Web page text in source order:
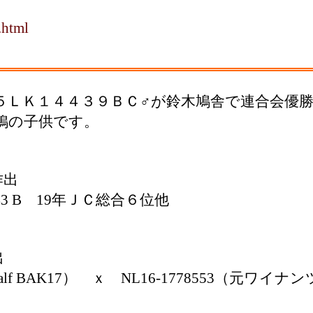
ＬＫ１４４３９ＢＣ♂が鈴木鳩舎で連合会優
子供です。
B 19年ＪＣ総合６位他
BAK17） ｘ NL16-1778553（元ワイナン